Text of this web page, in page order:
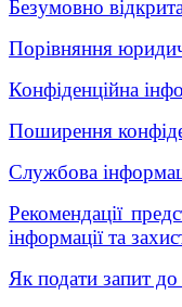
Безумовно
Порівняння
Конфіденційна
Поширення
Службова
Рекомендації
інформації та
Як подати запит до